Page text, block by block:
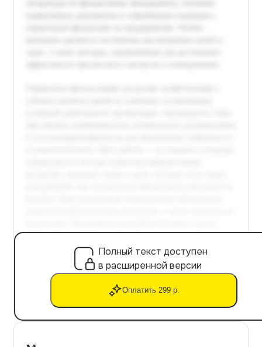
Полный текст доступен
в расширенной версии
Оплатить 299 р.